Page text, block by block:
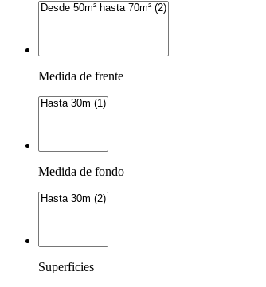
Medida de frente
Medida de fondo
Superficies